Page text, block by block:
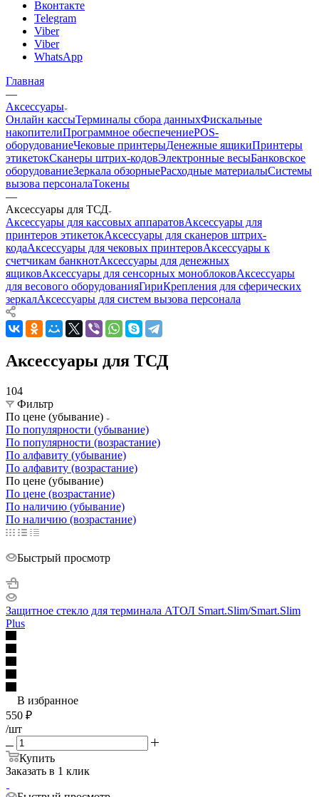
Вконтакте
Telegram
Viber
Viber
WhatsApp
Главная
—
Аксессуары
Онлайн кассыТерминалы сбора данныхФискальные
накопителиПрограммное обеспечениеPOS-
оборудованиеЧековые принтерыДенежные ящикиПринтеры
этикетокСканеры штрих-кодовЭлектронные весыБанковское
оборудованиеЗеркала обзорныеРасходные материалыСистемы
вызова персоналаТокены
—
Аксессуары для ТСД
Аксессуары для кассовых аппаратовАксессуары для
принтеров этикетокАксессуары для сканеров штрих-
кодаАксессуары для чековых принтеровАксессуары к
счетчикам банкнотАксессуары для денежных
ящиковАксессуары для сенсорных моноблоковАксессуары
для весового оборудованияГириКрепления для сферических
зеркалАксессуары для систем вызова персонала
Аксессуары для ТСД
104
Фильтр
По цене (убывание)
По популярности (убывание)
По популярности (возрастание)
По алфавиту (убывание)
По алфавиту (возрастание)
По цене (убывание)
По цене (возрастание)
По наличию (убывание)
По наличию (возрастание)
Быстрый просмотр
Защитное стекло для терминала АТОЛ Smart.Slim/Smart.Slim
Plus
В избранное
550 ₽
/шт
Купить
Заказать в 1 клик